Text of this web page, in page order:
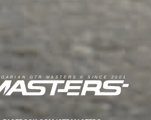
G A R I A N G T R M A S T E R S © S I N C E 2 0 0 1